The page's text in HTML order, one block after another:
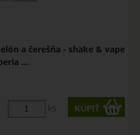
a čerešňa - shake & vape
...
ks